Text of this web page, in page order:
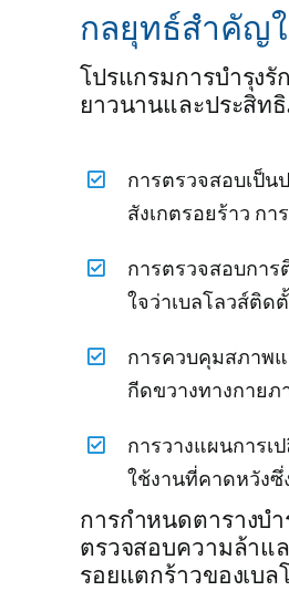
กลยุทธ์สำคัญ
โปรแกรมการบำรุง
ยาวนานและประสิท
การตรวจสอบเป็น
สังเกตรอยร้าว ก
การตรวจสอบกา
ใจว่าเบลโลวส์ติ
การควบคุมสภาพ
กีดขวางทางกาย
การวางแผนการเ
ใช้งานที่คาดหวังซึ่
การกำหนดตารางบ
ตรวจสอบความล้าแ
รอยแตกร้าวของเบล